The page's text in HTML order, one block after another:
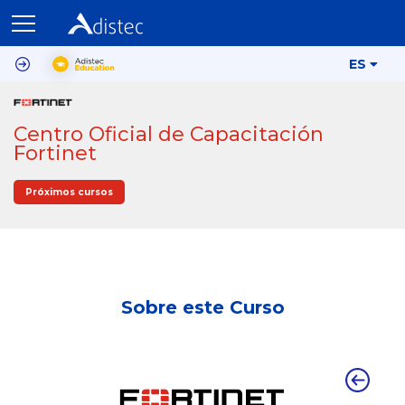
ES
Centro Oficial de Capacitación
Fortinet
Próximos cursos
Sobre este Curso